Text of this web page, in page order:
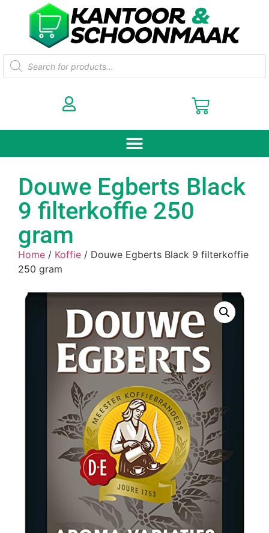
Douwe Egberts Black
9 filterkoffie 250
gram
Home / Koffie / Douwe Egberts Black 9 filterkoffie
250 gram